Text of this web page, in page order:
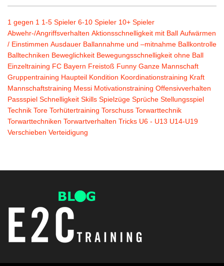
1 gegen 1 1-5 Spieler 6-10 Spieler 10+ Spieler
Abwehr-/Angriffsverhalten Aktionsschnelligkeit mit Ball Aufwärmen
/ Einstimmen Ausdauer Ballannahme und –mitnahme Ballkontrolle
Balltechniken Beweglichkeit Bewegungsschnelligkeit ohne Ball
Einzeltraining FC Bayern Freistoß Funny Ganze Mannschaft
Gruppentraining Haupteil Kondition Koordinationstraining Kraft
Mannschaftstraining Messi Motivationstraining Offensivverhalten
Passspiel Schnelligkeit Skills Spielzüge Sprüche Stellungsspiel
Technik Tore Torhütertraining Torschuss Torwarttechnik
Torwarttechniken Torwartverhalten Tricks U6 - U13 U14-U19
Verschieben Verteidigung